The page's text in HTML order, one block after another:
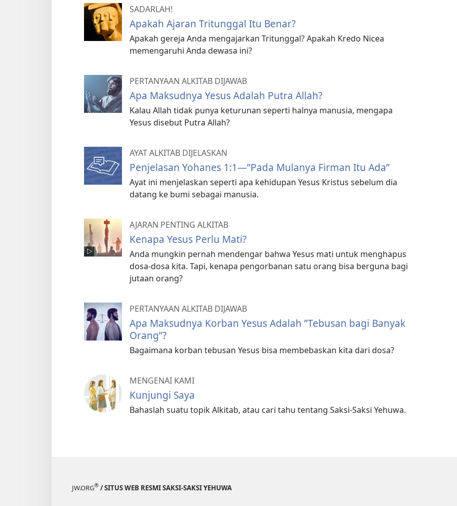
SADARLAH!
Apakah Ajaran Tritunggal Itu Benar?
Apakah gereja Anda mengajarkan Tritunggal? Apakah Kredo Nicea
memengaruhi Anda dewasa ini?
PERTANYAAN ALKITAB DIJAWAB
Apa Maksudnya Yesus Adalah Putra Allah?
Kalau Allah tidak punya keturunan seperti halnya manusia, mengapa
Yesus disebut Putra Allah?
AYAT ALKITAB DIJELASKAN
Penjelasan Yohanes 1:1​—”Pada Mulanya Firman Itu Ada”
Ayat ini menjelaskan seperti apa kehidupan Yesus Kristus sebelum dia
datang ke bumi sebagai manusia.
AJARAN PENTING ALKITAB
Kenapa Yesus Perlu Mati?
Anda mungkin pernah mendengar bahwa Yesus mati untuk menghapus
dosa-dosa kita. Tapi, kenapa pengorbanan satu orang bisa berguna bagi
jutaan orang?
PERTANYAAN ALKITAB DIJAWAB
Apa Maksudnya Korban Yesus Adalah ”Tebusan bagi Banyak
Orang”?
Bagaimana korban tebusan Yesus bisa membebaskan kita dari dosa?
MENGENAI KAMI
Kunjungi Saya
Bahaslah suatu topik Alkitab, atau cari tahu tentang Saksi-Saksi Yehuwa.
JW.ORG® / SITUS WEB RESMI SAKSI-SAKSI YEHUWA